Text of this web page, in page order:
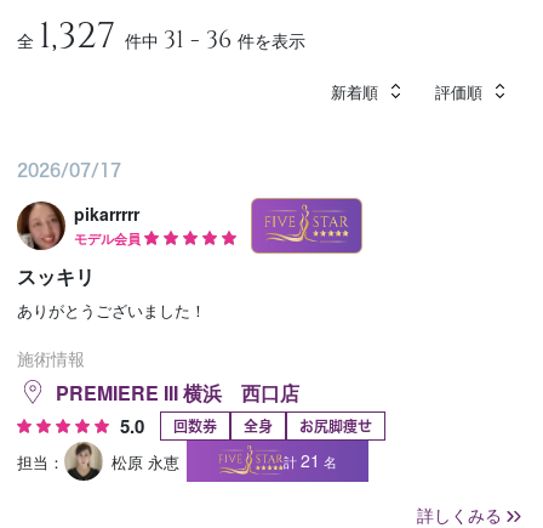
全 1,327 件中 31 - 36 件を表示
新着順 評価順
2026/07/17
pikarrrrr
モデル会員
スッキリ
ありがとうございました！
施術情報
PREMIERE III 横浜 西口店
5.0 回数券 全身 お尻脚痩せ
担当： 松原 永恵 計 21 名
詳しくみる